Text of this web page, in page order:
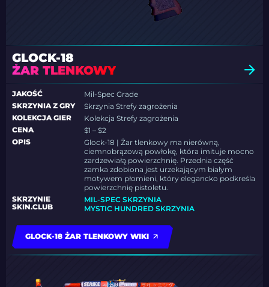
GLOCK-18
ŻAR TLENKOWY
JAKOŚĆ
Mil-Spec Grade
SKRZYNIA Z GRY
Skrzynia Strefy zagrożenia
KOLEKCJA GIER
Kolekcja Strefy zagrożenia
CENA
$1 – $2
OPIS
Glock-18 | Żar tlenkowy ma nierówną,
ciemnobrązową powłokę, która imituje mocno
zardzewiałą powierzchnię. Przednia część
zamka zdobiona jest urzekającym białym
motywem płomieni, który elegancko podkreśla
powierzchnię pistoletu.
SKRZYNIE
SKIN.CLUB
MIL-SPEC SKRZYNIA
MYSTIC HUNDRED SKRZYNIA
GLOCK-18 ŻAR TLENKOWY WIKI